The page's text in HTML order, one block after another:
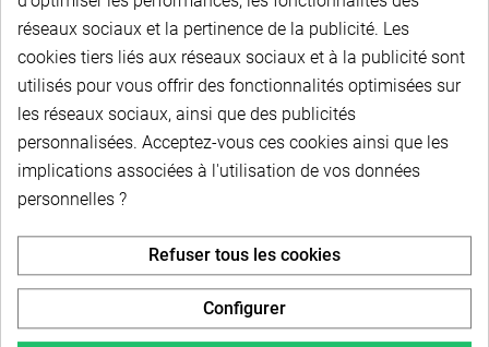
Newsletter
Pour recevoir notre
newsletter, nous vous
invitons à créer votre espace
réseaux sociaux et la pertinence de la publicité. Les
cookies tiers liés aux réseaux sociaux et à la publicité sont
utilisés pour vous offrir des fonctionnalités optimisées sur
les réseaux sociaux, ainsi que des publicités
personnalisées. Acceptez-vous ces cookies ainsi que les
implications associées à l'utilisation de vos données
personnelles ?
Refuser tous les cookies
Configurer